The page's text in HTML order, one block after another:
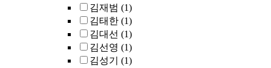
김재범 (1)
김태한 (1)
김대선 (1)
김선영 (1)
김성기
(1)